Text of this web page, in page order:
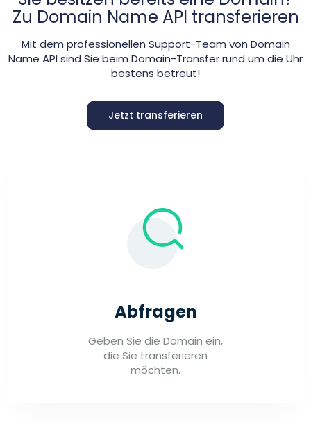
Zu Domain Name API transferieren
Mit dem professionellen Support-Team von Domain
Name API sind Sie beim Domain-Transfer rund um die Uhr
bestens betreut!
Jetzt transferieren
Abfragen
Geben Sie die Domain ein,
die Sie transferieren
möchten.